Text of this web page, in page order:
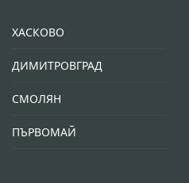
ХАСКОВО
ДИМИТРОВГРАД
СМОЛЯН
ПЪРВОМАЙ